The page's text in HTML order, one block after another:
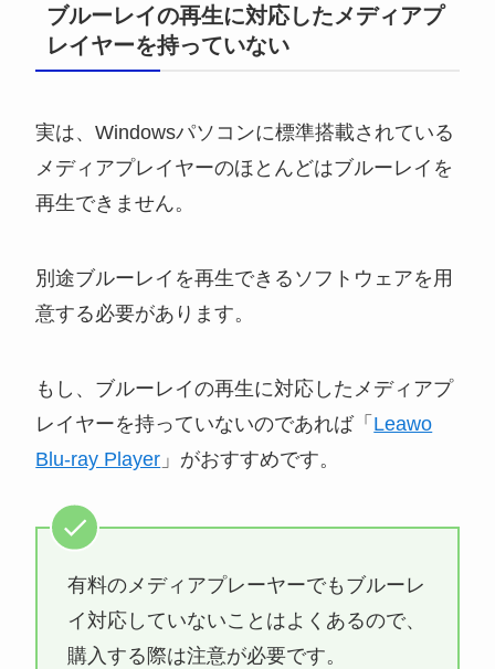
ブルーレイの再生に対応したメディアプ
レイヤーを持っていない
実は、Windowsパソコンに標準搭載されている
メディアプレイヤーのほとんどはブルーレイを
再生できません。
別途ブルーレイを再生できるソフトウェアを用
意する必要があります。
もし、ブルーレイの再生に対応したメディアプ
レイヤーを持っていないのであれば「 Leawo
Blu-ray Player 」がおすすめです。
有料のメディアプレーヤーでもブルーレ
イ対応していないことはよくあるので、
購入する際は注意が必要です。